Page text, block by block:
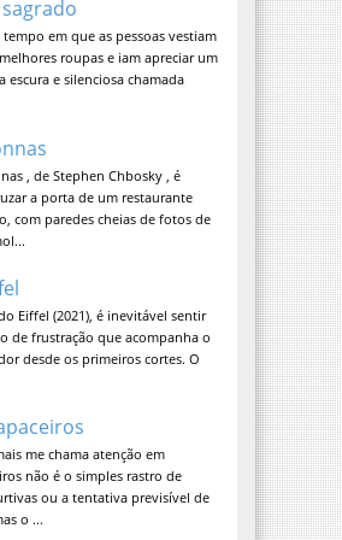
tempo em que as pessoas vestiam
roupas e iam apreciar um
escura e silenciosa chamada
, de Stephen Chbosky , é
a porta de um restaurante
com paredes cheias de fotos de
Eiffel (2021), é inevitável sentir
de frustração que acompanha o
desde os primeiros cortes. O
me chama atenção em
não é o simples rastro de
ou a tentativa previsível de
o ...